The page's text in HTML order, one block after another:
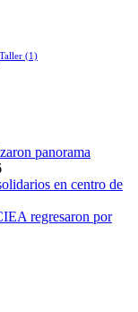
Taller (1)
panorama
en centro de
regresaron por